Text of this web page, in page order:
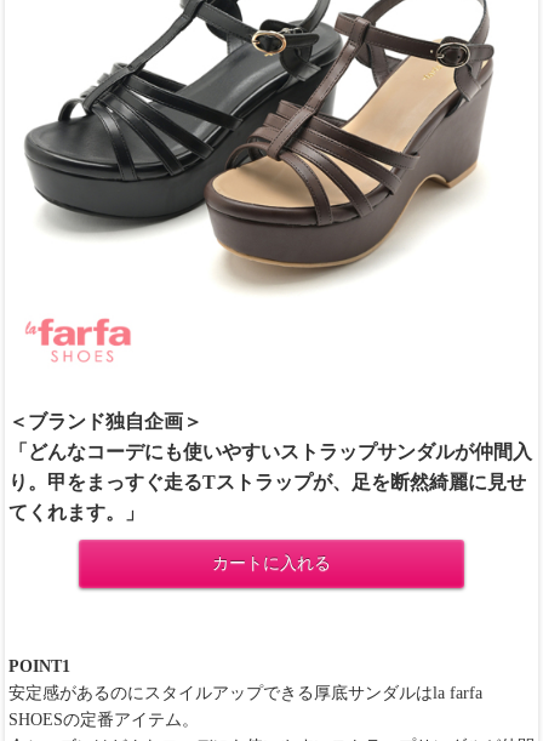
＜ブランド独自企画＞
「どんなコーデにも使いやすいストラップサンダルが仲間入
り。甲をまっすぐ走るTストラップが、足を断然綺麗に見せ
てくれます。」
カートに入れる
POINT1
安定感があるのにスタイルアップできる厚底サンダルはla farfa
SHOESの定番アイテム。